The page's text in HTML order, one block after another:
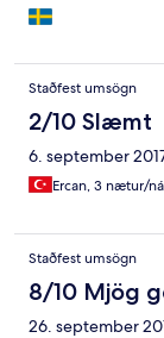
Staðfest umsögn
2/10 Slæmt
6. september
Ercan, 3 nætur/
Staðfest umsögn
8/10 Mjög
26. september